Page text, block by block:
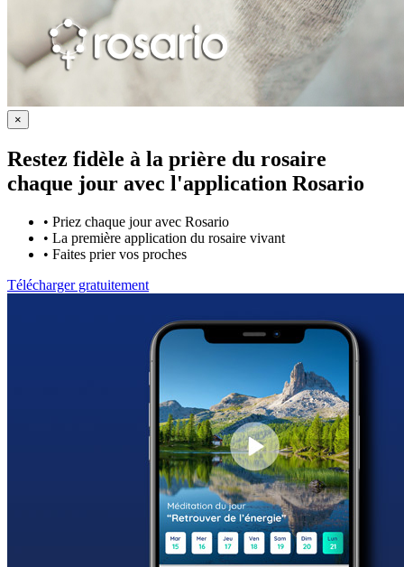
×
Restez fidèle à la prière du rosaire
chaque jour avec l'application Rosario
• Priez chaque jour avec Rosario
• La première application du rosaire vivant
• Faites prier vos proches
Télécharger gratuitement